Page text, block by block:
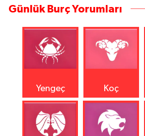
Günlük Burç Yorumları
Yengeç Koç